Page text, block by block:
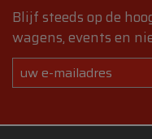
Blijf steeds op de
wagens, events en